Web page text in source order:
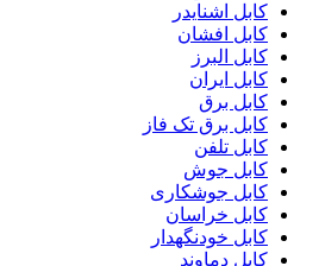
کابل اشنایدر
کابل افشان
کابل البرز
کابل ایران
کابل برق
کابل برق تک فاز
کابل تلفن
کابل جوش
کابل جوشکاری
کابل خراسان
کابل خودنگهدار
کابل دماوند